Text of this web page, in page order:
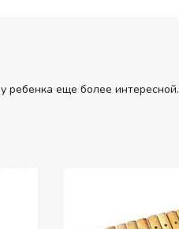
ребенка еще более интересной.